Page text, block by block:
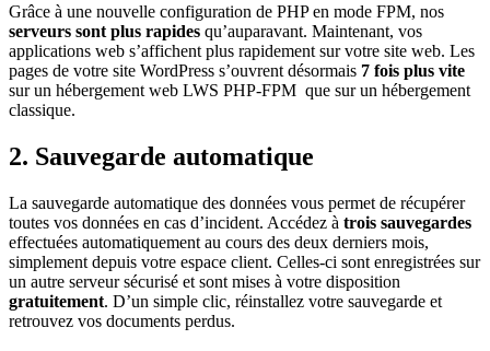
Grâce à une nouvelle configuration de PHP en mode FPM, nos
serveurs sont plus rapides qu’auparavant. Maintenant, vos
applications web s’affichent plus rapidement sur votre site web. Les
pages de votre site WordPress s’ouvrent désormais 7 fois plus vite
sur un hébergement web LWS PHP-FPM que sur un hébergement
classique.
2. Sauvegarde automatique
La sauvegarde automatique des données vous permet de récupérer
toutes vos données en cas d’incident. Accédez à trois sauvegardes
effectuées automatiquement au cours des deux derniers mois,
simplement depuis votre espace client. Celles-ci sont enregistrées sur
un autre serveur sécurisé et sont mises à votre disposition
gratuitement. D’un simple clic, réinstallez votre sauvegarde et
retrouvez vos documents perdus.